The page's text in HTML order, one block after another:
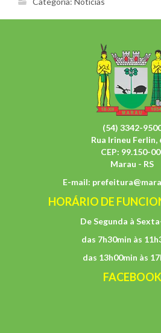
(54) 3342-
Rua Irineu Ferlin,
CEP: 99.150-
Marau - RS
E-mail:
HORÁRIO DE
De Segunda à
das 7h30min às
das 13h00min às
FACEBOOK